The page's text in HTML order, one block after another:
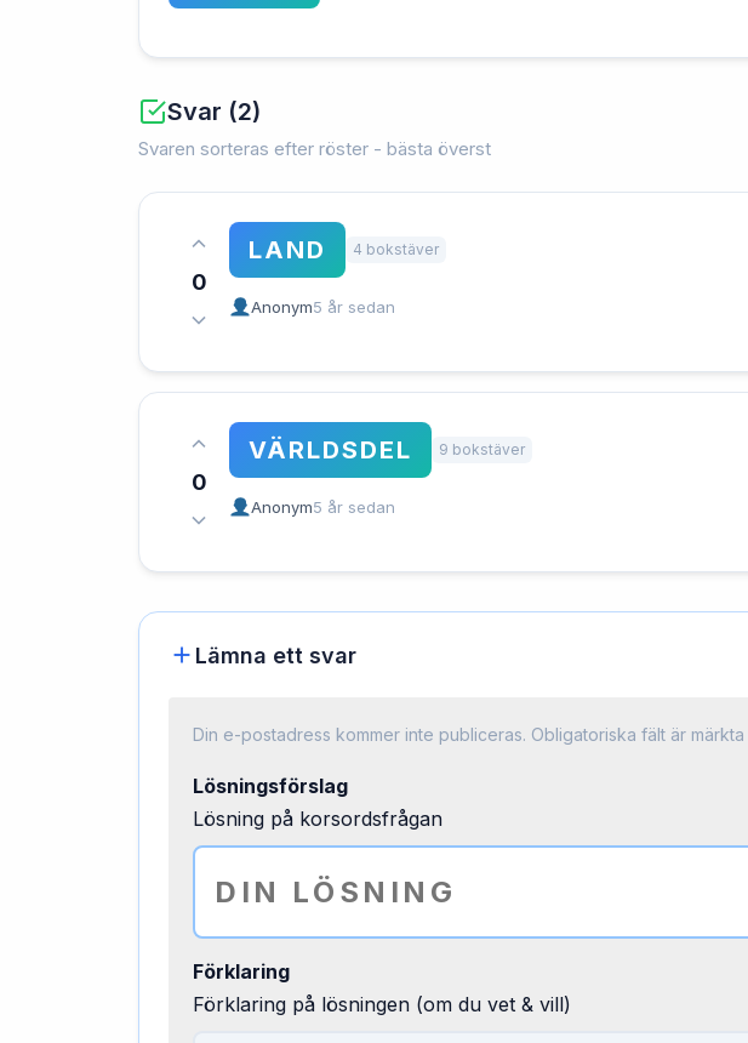
Svar (2)
Svaren sorteras efter röster - bästa överst
0
LAND 4 bokstäver
Anonym5 år sedan
0
VÄRLDSDEL 9 bokstäver
Anonym5 år sedan
Lämna ett svar
Din e-postadress kommer inte publiceras. Obligatoriska fält är märkta
Lösningsförslag
Lösning på korsordsfrågan
Förklaring
Förklaring på lösningen (om du vet & vill)